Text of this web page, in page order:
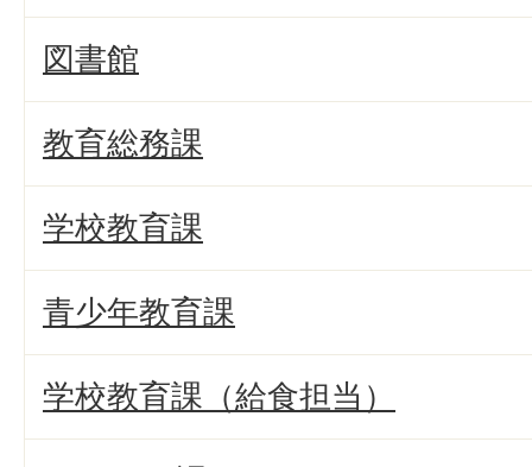
図書館
教育総務課
学校教育課
青少年教育課
学校教育課（給食担当）